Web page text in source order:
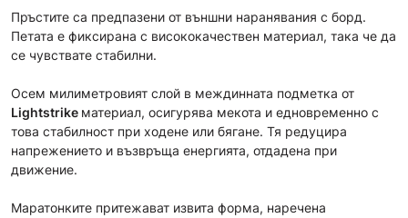
Пръстите са предпазени от външни наранявания с борд.
Петата е фиксирана с висококачествен материал, така че да
се чувствате стабилни.
Осем милиметровият слой в междинната подметка от
Lightstrike материал, осигурява мекота и едновременно с
това стабилност при ходене или бягане. Тя редуцира
напрежението и възвръща енергията, отдадена при
движение.
Маратонките притежават извита форма, наречена